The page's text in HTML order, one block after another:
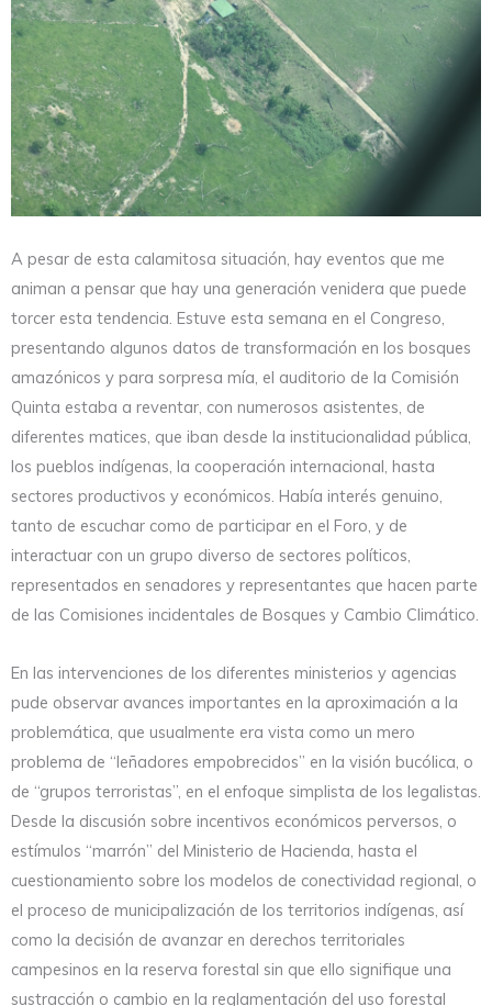
A pesar de esta calamitosa situación, hay eventos que me
animan a pensar que hay una generación venidera que puede
torcer esta tendencia. Estuve esta semana en el Congreso,
presentando algunos datos de transformación en los bosques
amazónicos y para sorpresa mía, el auditorio de la Comisión
Quinta estaba a reventar, con numerosos asistentes, de
diferentes matices, que iban desde la institucionalidad pública,
los pueblos indígenas, la cooperación internacional, hasta
sectores productivos y económicos. Había interés genuino,
tanto de escuchar como de participar en el Foro, y de
interactuar con un grupo diverso de sectores políticos,
representados en senadores y representantes que hacen parte
de las Comisiones incidentales de Bosques y Cambio Climático.
En las intervenciones de los diferentes ministerios y agencias
pude observar avances importantes en la aproximación a la
problemática, que usualmente era vista como un mero
problema de “leñadores empobrecidos” en la visión bucólica, o
de “grupos terroristas”, en el enfoque simplista de los legalistas.
Desde la discusión sobre incentivos económicos perversos, o
estímulos “marrón” del Ministerio de Hacienda, hasta el
cuestionamiento sobre los modelos de conectividad regional, o
el proceso de municipalización de los territorios indígenas, así
como la decisión de avanzar en derechos territoriales
campesinos en la reserva forestal sin que ello signifique una
sustracción o cambio en la reglamentación del uso forestal